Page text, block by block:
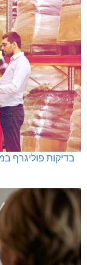
בדיקות פוליגרף